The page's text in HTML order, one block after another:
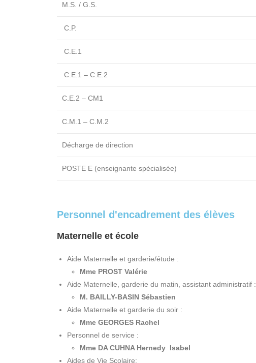
M.S. / G.S.
C.P.
C.E.1
C.E.1 – C.E.2
C.E.2 – CM1
C.M.1 – C.M.2
Décharge de direction
POSTE E (enseignante spécialisée)
Personnel d'encadrement des élèves
Maternelle et école
Aide Maternelle et garderie/étude :
Mme PROST Valérie
Aide Maternelle, garderie du matin, assistant administratif :
M. BAILLY-BASIN Sébastien
Aide Maternelle et garderie du soir :
Mme GEORGES Rachel
Personnel de service :
Mme DA CUHNA Hernedy Isabel
Aides de Vie Scolaire: